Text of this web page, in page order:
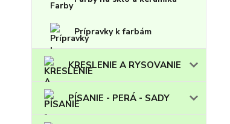
Prípravky k farbám
KRESLENIE A RYSOVANIE
PÍSANIE - PERÁ - SADY